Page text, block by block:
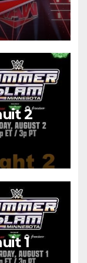
2
1